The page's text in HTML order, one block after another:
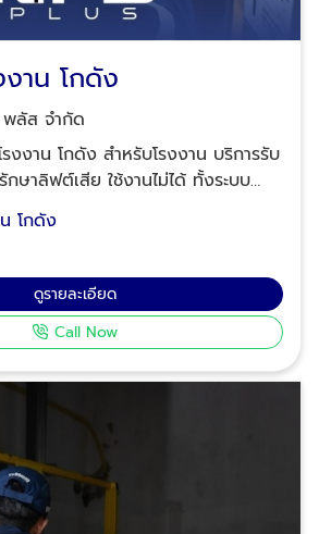
รณ์กันตก เพื่อให้มั่นใจว่าลิฟต์จะหยุด
ภัยเมื่อจำเป็น​ บรรยากาศการ
แผ่นดินไหว การตรวจสอบ
รโดยผู้เชี่ยวชาญที่มีประสบการณ์และ
ริษัท เอ็น.พี.เอส. พลัส จำกัด มีทีมงาน
ริการตรวจสอบและบำรุงรักษาลิฟต์
วยเทคโนโลยีที่ทันสมัยและมาตรฐาน
น้ำ
ามปลอดภัย ปจ.1 ให้บริการ
ต์ลิฟต์ (Test Load) ปจ.1 โดยทีม
095-952-7523 Line ID:
ฐานความปลอดภัย ปจ.1 บริษัท
นงานติด
บันไดเลื่อน สามารถดูข้อมูล
กัด
าน โกดัง
ลัส จำกัด
โกดัง สำหรับโรงงาน บริการรับ
ษาลิฟต์เสีย ใช้งานไม่ได้ ทั้งระบบ
ร์ สลิง ที่ต้องเปลี่ยนหรือซ่อมจากระยะ
ทั้งรับปรึกษาอัพเกรดเพื่อให้รองรับน้ำ
ขึ้น ซึ่งจะมีทีมช่วยวางแผนให้อย่างดี
ด ไม่บานปลาย เราเป็นบริษัท
9001:2005 รองรับงาน
มงานที่ผ่านมาอบรบมาโดยตรง
628-9290, 083-837-
บริษัท
านติด
บันไดเลื่อน สามารถดูข้อมูล
ษัท
กัด
โกดัง
ดูรายละเอียด
Call Now